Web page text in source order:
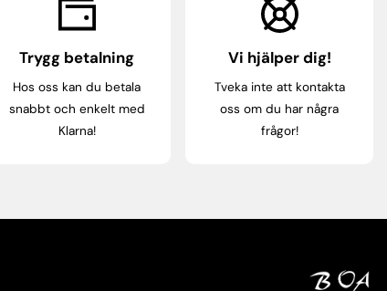
Trygg betalning
Hos oss kan du betala
snabbt och enkelt med
Klarna!
Vi hjälper dig!
Tveka inte att kontakta
oss om du har några
frågor!